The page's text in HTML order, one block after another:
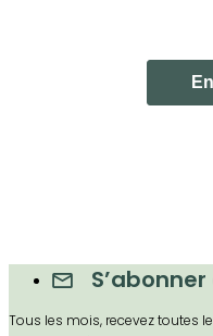
Tous les mois, recevez toutes